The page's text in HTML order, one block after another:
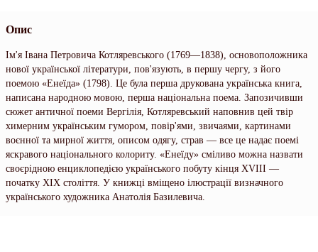
Опис
Ім'я Івана Петровича Котляревського (1769—1838), основоположника
нової української літератури, пов'язують, в першу чергу, з його
поемою «Енеїда» (1798). Це була перша друкована українська книга,
написана народною мовою, перша національна поема. Запозичивши
сюжет античної поеми Вергілія, Котляревський наповнив цей твір
химерним українським гумором, повір'ями, звичаями, картинами
воєнної та мирної життя, описом одягу, страв — все це надає поемі
яскравого національного колориту. «Енеїду» сміливо можна назвати
своєрідною енциклопедією українського побуту кінця ХVІІІ —
початку ХІХ століття. У книжці вміщено ілюстрації визначного
українського художника Анатолія Базилевича.